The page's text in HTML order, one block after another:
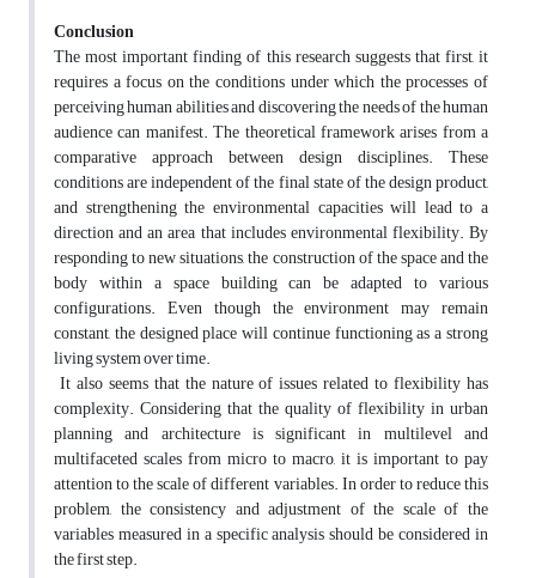
Conclusion
The most important finding of this research suggests that first, it
requires a focus on the conditions under which the processes of
perceiving human abilities and discovering the needs of the human
audience can manifest. The theoretical framework arises from a
comparative approach between design disciplines. These
conditions are independent of the final state of the design product,
and strengthening the environmental capacities will lead to a
direction and an area that includes environmental flexibility. By
responding to new situations, the construction of the space and the
body within a space building can be adapted to various
configurations. Even though the environment may remain
constant, the designed place will continue functioning as a strong
living system over time.
It also seems that the nature of issues related to flexibility has
complexity. Considering that the quality of flexibility in urban
planning and architecture is significant in multilevel and
multifaceted scales from micro to macro, it is important to pay
attention to the scale of different variables. In order to reduce this
problem, the consistency and adjustment of the scale of the
variables measured in a specific analysis should be considered in
the first step.